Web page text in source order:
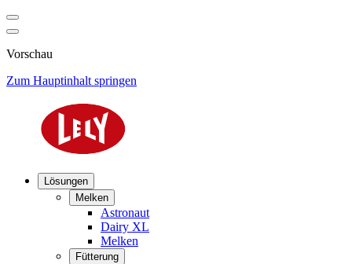
Vorschau
Zum Hauptinhalt springen
Lösungen
Melken
Astronaut
Dairy XL
Melken
Fütterung